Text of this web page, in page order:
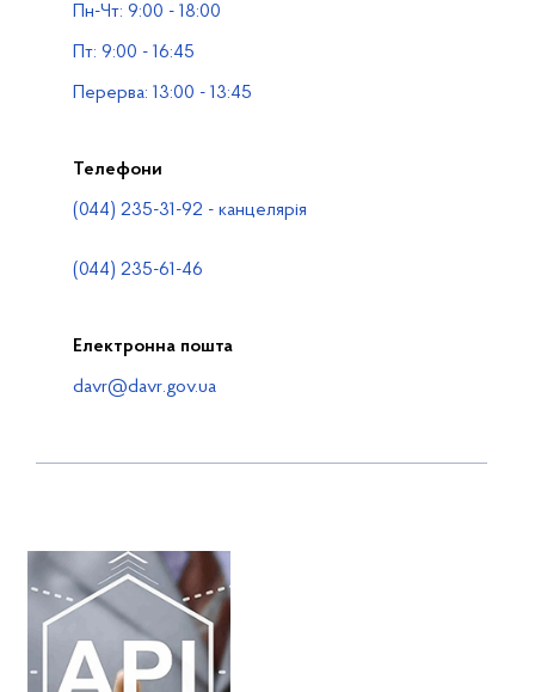
Водогосподарські організації
Пн-Чт: 9:00 - 18:00
Пт: 9:00 - 16:45
Перерва: 13:00 - 13:45
Телефони
(044) 235-31-92 - канцелярія
(044) 235-61-46
Електронна пошта
davr@davr.gov.ua